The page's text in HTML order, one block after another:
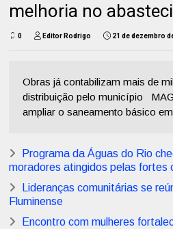
melhoria no
0 Editor Rodrigo 21 de dezembro
Obras já contabilizam mais de
distribuição pelo município
ampliar o saneamento básico
Programa da Águas do Rio
moradores atingidos pelas fortes
Lideranças comunitárias se
Fluminense
Encontro com mulheres